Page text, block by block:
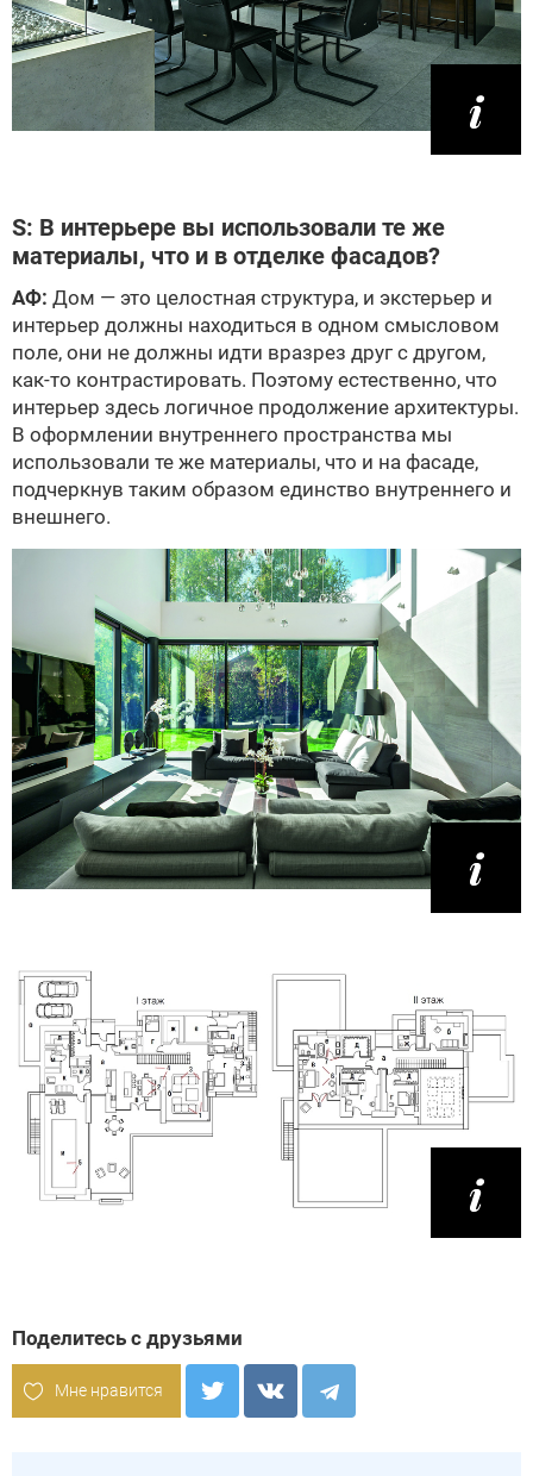
S: В интерьере вы использовали те же
материалы, что и в отделке фасадов?
АФ: Дом — это целостная структура, и экстерьер и
интерьер должны находиться в одном смысловом
поле, они не должны идти вразрез друг с другом,
как-то контрастировать. Поэтому естественно, что
интерьер здесь логичное продолжение архитектуры.
В оформлении внутреннего пространства мы
использовали те же материалы, что и на фасаде,
подчеркнув таким образом единство внутреннего и
внешнего.
Поделитесь с друзьями
Мне нравится